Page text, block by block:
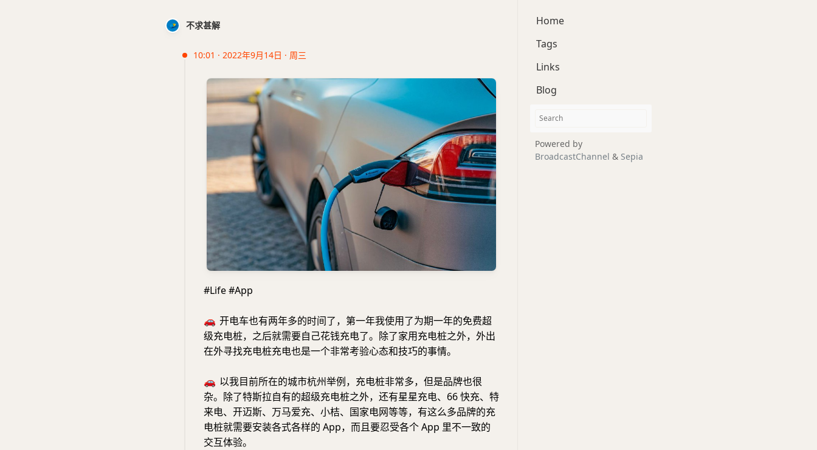
不求甚解
10:01 · 2022年9月14日 · 周三
#Life #App
🚗 开电车也有两年多的时间了，第一年我使用了为期一年的免费超
级充电桩，之后就需要自己花钱充电了。除了家用充电桩之外，外出
在外寻找充电桩充电也是一个非常考验心态和技巧的事情。
🚗 以我目前所在的城市杭州举例，充电桩非常多，但是品牌也很
杂。除了特斯拉自有的超级充电桩之外，还有星星充电、66 快充、特
来电、开迈斯、万马爱充、小桔、国家电网等等，有这么多品牌的充
电桩就需要安装各式各样的 App，而且要忍受各个 App 里不一致的
交互体验。
Home
Tags
Links
Blog
Powered by
BroadcastChannel & Sepia